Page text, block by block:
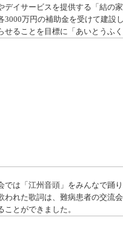
デイサービスを提供する「結の
3000万円の補助金を受けて建設
せることを目標に「あいとうふ
では「江州音頭」をみんなで踊
われた歌詞は、難病患者の交流
ことができました。